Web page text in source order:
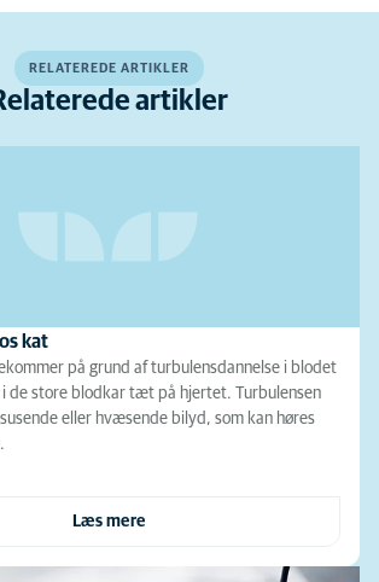
RELATEREDE ARTIKLER
artikler
kat
på grund af turbulensdannelse i blodet
de store blodkar tæt på hjertet. Turbulensen
eller hvæsende bilyd, som kan høres
Læs mere